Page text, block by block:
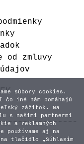
od zmluvy
súbory cookies.
iné nám pomáhajú
zážitok. Na
s našimi partnermi
a reklamných
aj na
tlačidlo „Súhlasím